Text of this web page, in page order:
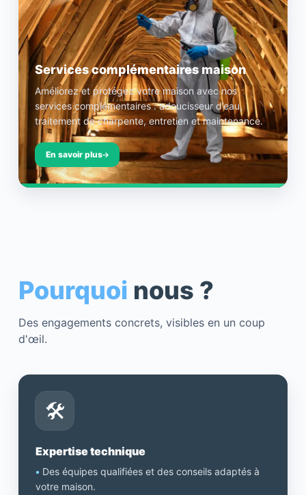
Services complémentaires maison
Améliorez et protégez votre maison avec nos
services complémentaires : adoucisseur d’eau,
traitement de charpente, entretien et maintenance.
En savoir plus
Pourquoi nous ?
Des engagements concrets, visibles en un coup
d'œil.
🛠️
Expertise technique
• Des équipes qualifiées et des conseils adaptés à
votre maison.